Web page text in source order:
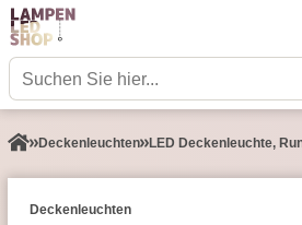
Decken­leuchten LED Deckenleuchte,
Decken­leuchten